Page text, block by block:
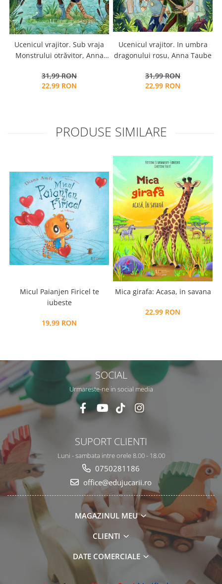
Ucenicul vrajitor. Sub vraja
Monstrului otrăvitor, Anna
31,99 RON
22,99 RON
Ucenicul vrajitor. In umbra
dragonului rosu, Anna Taube
31,99 RON
22,99 RON
PRODUSE SIMILARE
Micul Paianjen Firicel te
iubeste
19,99 RON
Mica girafa: Acasa, in savana
22,99 RON
SOCIAL
Urmareste-ne in social media
SUPORT CLIENTI
Luni - sambata intre orele 8.00 - 18.00
0750281186
office@edujucarii.ro
MAGAZINUL MEU
CLIENTI
DATE COMERCIALE